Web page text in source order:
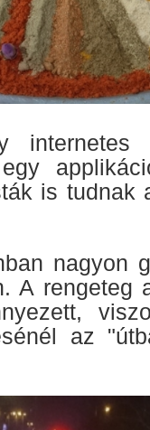
internetes
is tudnak
nagyon
A rengeteg
az